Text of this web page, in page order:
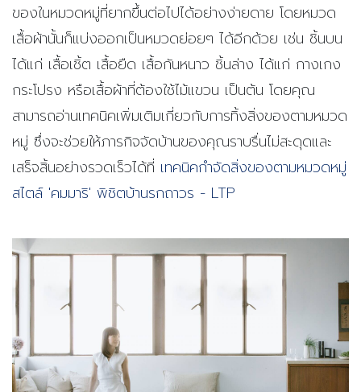
ของในหมวดหมู่ที่ยากขึ้นต่อไปได้อย่างง่ายดาย โดยหมวด
เสื้อผ้านั้นก็แบ่งออกเป็นหมวดย่อยๆ ได้อีกด้วย เช่น ชิ้นบน
ได้แก่ เสื้อเชิ้ต เสื้อยืด เสื้อกันหนาว ชิ้นล่าง ได้แก่ กางเกง
กระโปรง หรือเสื้อผ้าที่ต้องใช้ไม้แขวน เป็นต้น โดยคุณ
สามารถอ่านเทคนิคเพิ่มเติมเกี่ยวกับการทิ้งสิ่งของตามหมวด
หมู่ ซึ่งจะช่วยให้ภารกิจจัดบ้านของคุณราบรื่นไม่สะดุดและ
เสร็จสิ้นอย่างรวดเร็วได้ที่ เทคนิคกำจัดสิ่งของตามหมวดหมู่
สไตล์ 'คมมาริ' พิชิตบ้านรกถาวร - LTP